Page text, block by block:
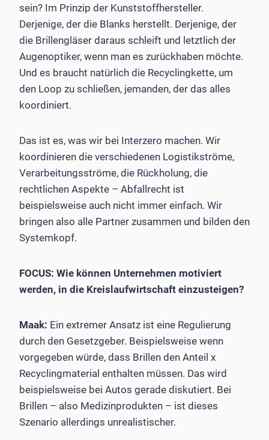
sein? Im Prinzip der Kunststoffhersteller.
Derjenige, der die Blanks herstellt. Derjenige, der
die Brillengläser daraus schleift und letztlich der
Augenoptiker, wenn man es zurückhaben möchte.
Und es braucht natürlich die Recyclingkette, um
den Loop zu schließen, jemanden, der das alles
koordiniert.
Das ist es, was wir bei Interzero machen. Wir
koordinieren die verschiedenen Logistikströme,
Verarbeitungsströme, die Rückholung, die
rechtlichen Aspekte – Abfallrecht ist
beispielsweise auch nicht immer einfach. Wir
bringen also alle Partner zusammen und bilden den
Systemkopf.
FOCUS: Wie können Unternehmen motiviert
werden, in die Kreislaufwirtschaft einzusteigen?
Maak: Ein extremer Ansatz ist eine Regulierung
durch den Gesetzgeber. Beispielsweise wenn
vorgegeben würde, dass Brillen den Anteil x
Recyclingmaterial enthalten müssen. Das wird
beispielsweise bei Autos gerade diskutiert. Bei
Brillen – also Medizinprodukten – ist dieses
Szenario allerdings unrealistischer.